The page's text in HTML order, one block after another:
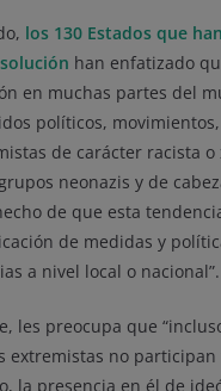
los 130 Estados que
han enfatizado
en muchas partes del
políticos,
de carácter racista o
neonazis y de
de que esta
de medidas y
a nivel local o nacional”.
les preocupa que
extremistas no
la presencia en él de